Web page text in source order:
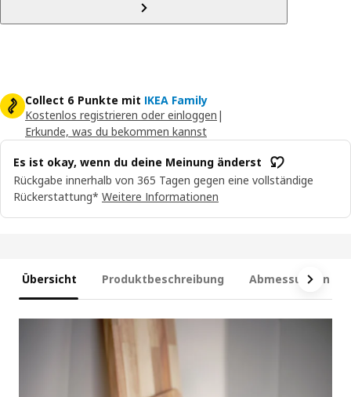
Collect 6 Punkte mit IKEA Family
Kostenlos registrieren oder einloggen |
Erkunde, was du bekommen kannst
Es ist okay, wenn du deine Meinung änderst
Rückgabe innerhalb von 365 Tagen gegen eine vollständige
Rückerstattung* Weitere Informationen
Übersicht Produktbeschreibung Abmessungen